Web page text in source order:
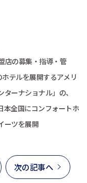
の募集・指導・管
テルを展開するアメリ
ーナショナル」の、
本全国にコンフォートホ
ーツを展開
次の記事へ